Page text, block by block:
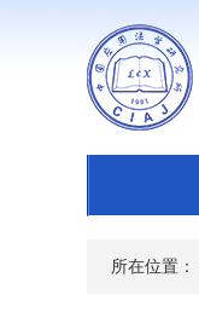
所在位置：